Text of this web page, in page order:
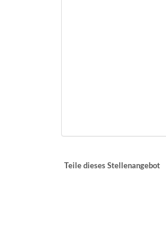
Teile dieses Stellenangebot